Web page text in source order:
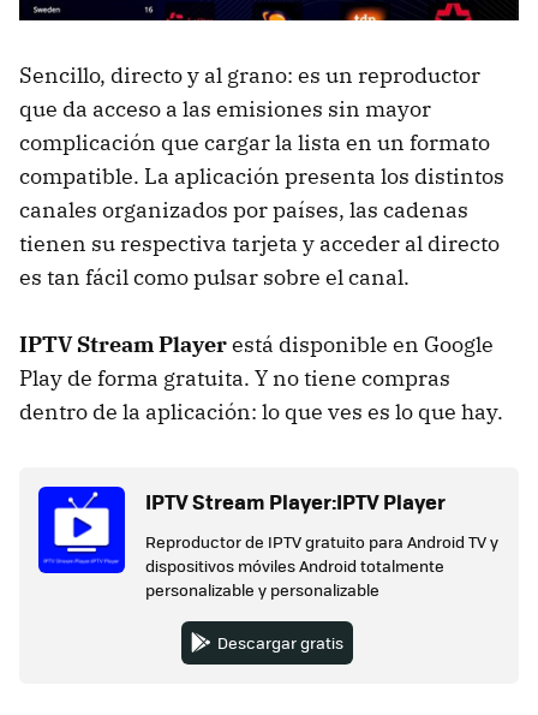
Sencillo, directo y al grano: es un reproductor
que da acceso a las emisiones sin mayor
complicación que cargar la lista en un formato
compatible. La aplicación presenta los distintos
canales organizados por países, las cadenas
tienen su respectiva tarjeta y acceder al directo
es tan fácil como pulsar sobre el canal.
IPTV Stream Playerestá disponible en Google
Play de forma gratuita. Y no tiene compras
dentro de la aplicación: lo que ves es lo que hay.
IPTV Stream Player:IPTV Player
Reproductor de IPTV gratuito para Android TV y
dispositivos móviles Android totalmente
personalizable y personalizable
Descargar gratis